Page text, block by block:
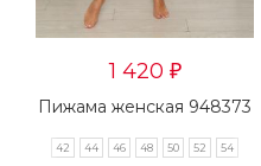
1 420 ₽
Пижама женская 948373
42 44 46 48 50 52 54